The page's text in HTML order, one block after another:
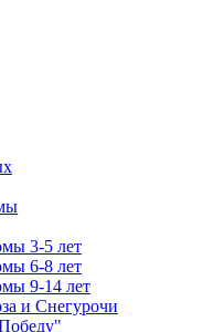
3-5 лет
6-8 лет
9-14 лет
и Снегурочи